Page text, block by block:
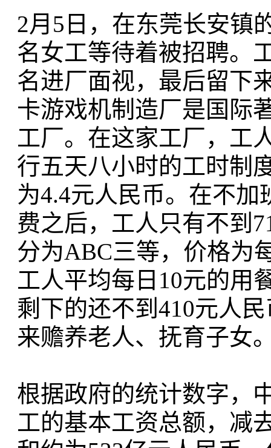
2月5日，在东莞长安镇
名女工等待着被招聘。
名进厂面视，最后留下
卡游戏机制造厂是国际
工厂。在这家工厂，工
行五天八小时的工时制
为4.4元人民币。在不
费之后，工人只有不到
分为ABC三等，价格为
工人平均每日10元的用
剩下的还不到410元人
来赡养老人、抚育子女
根据政府的统计数字，
工的基本工资总额，减